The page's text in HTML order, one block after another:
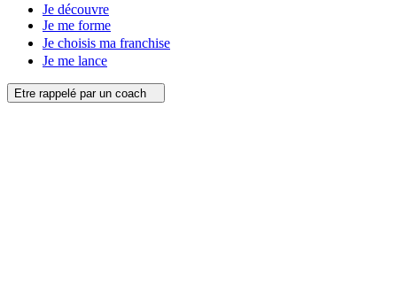
Je découvre
Je me forme
Je choisis ma franchise
Je me lance
Etre rappelé par un coach